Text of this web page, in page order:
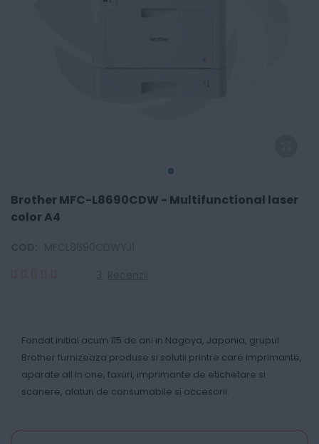
Brother MFC-L8690CDW - Multifunctional laser
color A4
Fondat initial acum 115 de ani in Nagoya, Japonia, grupul
Brother furnizeaza produse si solutii printre care imprimante,
aparate all in one, faxuri, imprimante de etichetare si
scanere, alaturi de consumabile si accesorii.